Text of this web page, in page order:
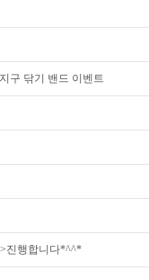
구 닦기 밴드 이벤트
진행합니다*^^*